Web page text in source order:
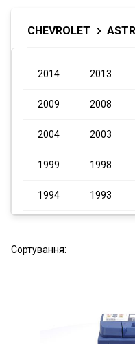
CHEVROLET
2014 2013
2009 2008
2004 2003
1999 1998
1994 1993
Сортування: